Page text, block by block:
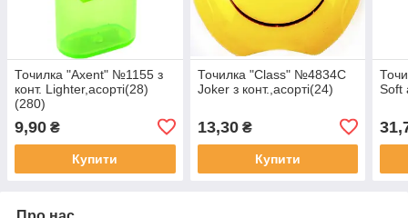
Точилка "Axent" №1155 з
конт. Lighter,асорті(28)
(280)
9,90 ₴
Купити
Точилка "Class" №4834C
Joker з конт.,асорті(24)
13,30₴
Купити
Soft